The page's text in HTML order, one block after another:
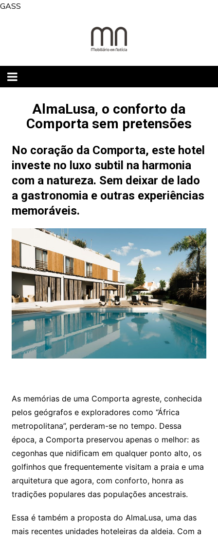
GASS
AlmaLusa, o conforto da
Comporta sem pretensões
No coração da Comporta, este hotel
investe no luxo subtil na harmonia
com a natureza. Sem deixar de lado
a gastronomia e outras experiências
memoráveis.
As memórias de uma Comporta agreste, conhecida
pelos geógrafos e exploradores como “África
metropolitana”, perderam-se no tempo. Dessa
época, a Comporta preservou apenas o melhor: as
cegonhas que nidificam em qualquer ponto alto, os
golfinhos que frequentemente visitam a praia e uma
arquitetura que agora, com conforto, honra as
tradições populares das populações ancestrais.
Essa é também a proposta do AlmaLusa, uma das
mais recentes unidades hoteleiras da aldeia. Com a